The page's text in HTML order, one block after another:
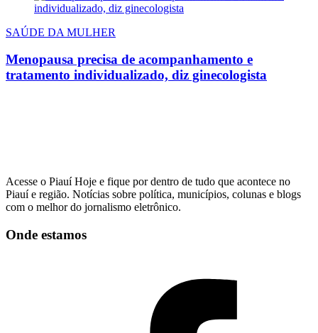
SAÚDE DA MULHER
Menopausa precisa de acompanhamento e
tratamento individualizado, diz ginecologista
Acesse o Piauí Hoje e fique por dentro de tudo que acontece no
Piauí e região. Notícias sobre política, municípios, colunas e blogs
com o melhor do jornalismo eletrônico.
Onde estamos